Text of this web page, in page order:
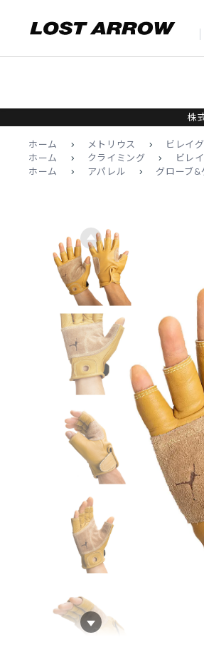
株
ホーム > メトリウス >
ビレイ
ホーム
> クライミング >
ビレ
ホーム
> アパレル > グローブ&